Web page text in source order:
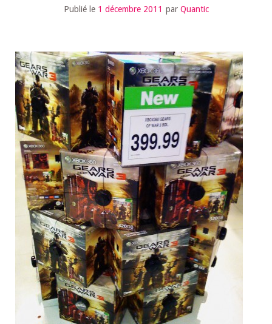
Publié le 1 décembre 2011 par Quantic